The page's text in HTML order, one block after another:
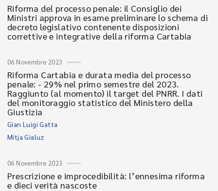
Riforma del processo penale: il Consiglio dei
Ministri approva in esame preliminare lo schema di
decreto legislativo contenente disposizioni
correttive e integrative della riforma Cartabia
06 Novembre 2023
Riforma Cartabia e durata media del processo
penale: - 29% nel primo semestre del 2023.
Raggiunto (al momento) il target del PNRR. I dati
del monitoraggio statistico del Ministero della
Giustizia
Gian Luigi Gatta
Mitja Gialuz
06 Novembre 2023
Prescrizione e improcedibilità: l’ennesima riforma
e dieci verità nascoste